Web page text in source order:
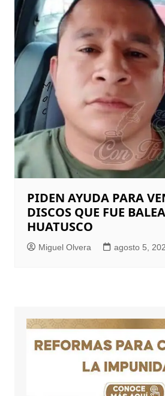
PIDEN AYUDA PARA
DISCOS QUE FUE
HUATUSCO
Miguel Olvera agosto 5,